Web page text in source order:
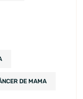
DE MAMA